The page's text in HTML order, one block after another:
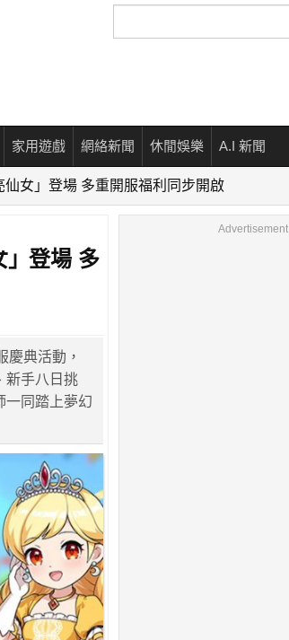
尋
家用遊戲 網絡新聞 休閒娛樂 A.I 新聞
仙女」登場 多重開服福利同步開啟
」登場 多
慶典活動，
新手八日挑
一同踏上夢幻
Advertisement